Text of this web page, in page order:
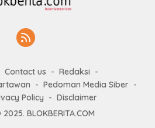
Contact us
Redaksi
Pedoman Media Siber
Policy
Disclaimer
BLOKBERITA.COM